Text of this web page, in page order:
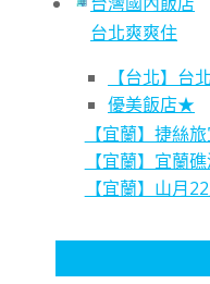
台北爽爽住
【台北】
優美飯店★
【宜蘭】捷絲
【宜蘭】宜蘭
【宜蘭】山月